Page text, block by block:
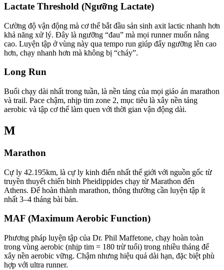
Lactate Threshold (Ngưỡng Lactate)
Cường độ vận động mà cơ thể bắt đầu sản sinh axit lactic nhanh hơn
khả năng xử lý. Đây là ngưỡng “đau” mà mọi runner muốn nâng
cao. Luyện tập ở vùng này qua tempo run giúp đẩy ngưỡng lên cao
hơn, chạy nhanh hơn mà không bị “cháy”.
Long Run
Buổi chạy dài nhất trong tuần, là nền tảng của mọi giáo án marathon
và trail. Pace chậm, nhịp tim zone 2, mục tiêu là xây nền tảng
aerobic và tập cơ thể làm quen với thời gian vận động dài.
M
Marathon
Cự ly 42.195km, là cự ly kinh điển nhất thế giới với nguồn gốc từ
truyền thuyết chiến binh Pheidippides chạy từ Marathon đến
Athens. Để hoàn thành marathon, thông thường cần luyện tập ít
nhất 3–4 tháng bài bản.
MAF (Maximum Aerobic Function)
Phương pháp luyện tập của Dr. Phil Maffetone, chạy hoàn toàn
trong vùng aerobic (nhịp tim = 180 trừ tuổi) trong nhiều tháng để
xây nền aerobic vững. Chậm nhưng hiệu quả dài hạn, đặc biệt phù
hợp với ultra runner.